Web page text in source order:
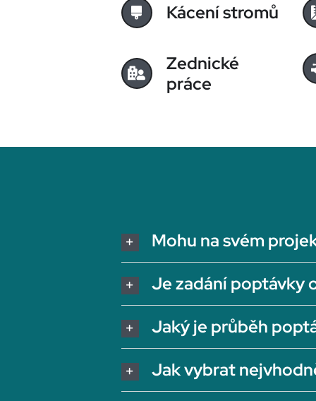
Kácení stromů
Zednické
práce
Mohu na svém
Je zadání poptávky
Jaký je průběh
Jak vybrat